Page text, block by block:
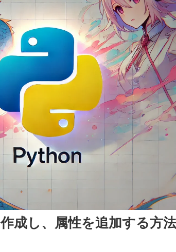
成し、属性を追加する方